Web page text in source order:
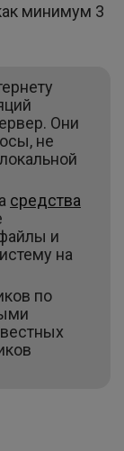
минимум 3
Они
не
средства
и
на
по